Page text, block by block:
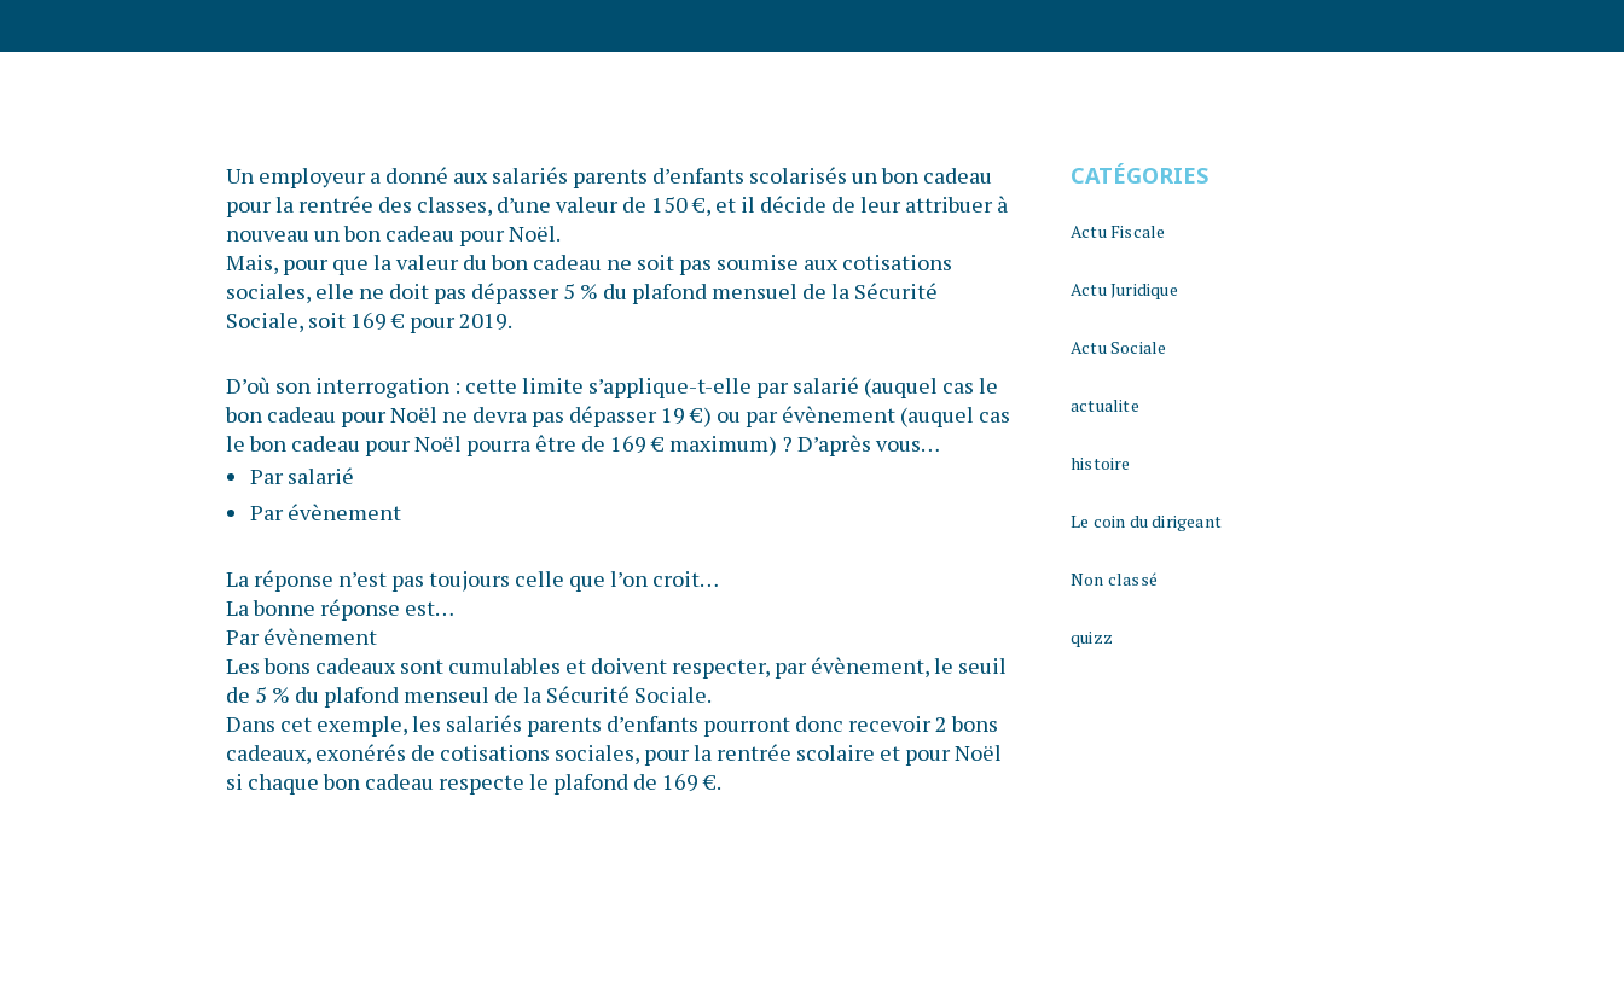
Un employeur a donné aux salariés parents d’enfants scolarisés un bon cadeau
pour la rentrée des classes, d’une valeur de 150 €, et il décide de leur attribuer à
nouveau un bon cadeau pour Noël.
Mais, pour que la valeur du bon cadeau ne soit pas soumise aux cotisations
sociales, elle ne doit pas dépasser 5 % du plafond mensuel de la Sécurité
Sociale, soit 169 € pour 2019.
D’où son interrogation : cette limite s’applique-t-elle par salarié (auquel cas le
bon cadeau pour Noël ne devra pas dépasser 19 €) ou par évènement (auquel cas
le bon cadeau pour Noël pourra être de 169 € maximum) ? D’après vous…
Par salarié
Par évènement
La réponse n’est pas toujours celle que l’on croit…
La bonne réponse est…
Par évènement
Les bons cadeaux sont cumulables et doivent respecter, par évènement, le seuil
de 5 % du plafond menseul de la Sécurité Sociale.
Dans cet exemple, les salariés parents d’enfants pourront donc recevoir 2 bons
cadeaux, exonérés de cotisations sociales, pour la rentrée scolaire et pour Noël
si chaque bon cadeau respecte le plafond de 169 €.
CATÉGORIES
Actu Fiscale
Actu Juridique
Actu Sociale
actualite
histoire
Le coin du dirigeant
Non classé
quizz